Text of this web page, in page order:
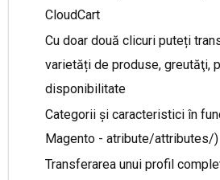
CloudCart
Cu doar două clicuri puteți
varietăți de produse, greutăţi,
disponibilitate
Categorii și caracteristici în
Magento - atribute/attributes/)
Transferarea unui profil